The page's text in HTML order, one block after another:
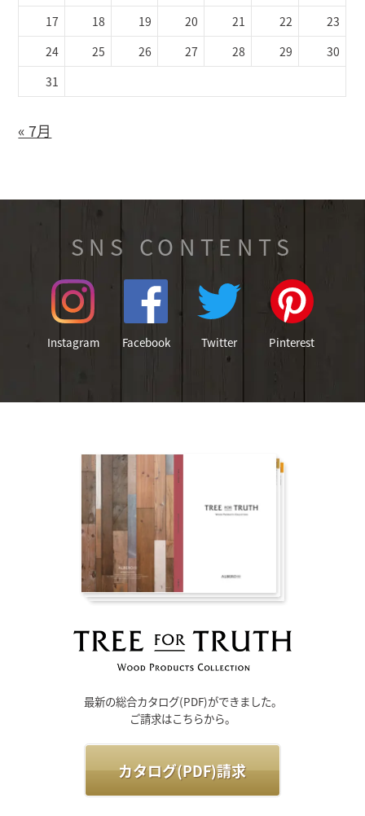
17
18 19 20 21 22
23
24
25 26 27 28 29
30
31
« 7月
SNS CONTENTS
Instagram Facebook Twitter Pinterest
最新の総合カタログ(PDF)ができました。
ご請求はこちらから。
カタログ(PDF)請求